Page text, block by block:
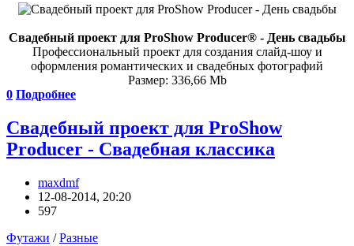
Свадебный проект для ProShow Producer® - День свадьбы
Профессиональный проект для создания слайд-шоу и
оформления романтических и свадебных фотографий
Размер: 336,66 Mb
0 Подробнее
Свадебный проект для ProShow
Producer - Свадебная классика
maxdmf
12-08-2014, 20:20
597
Футажи /Разные